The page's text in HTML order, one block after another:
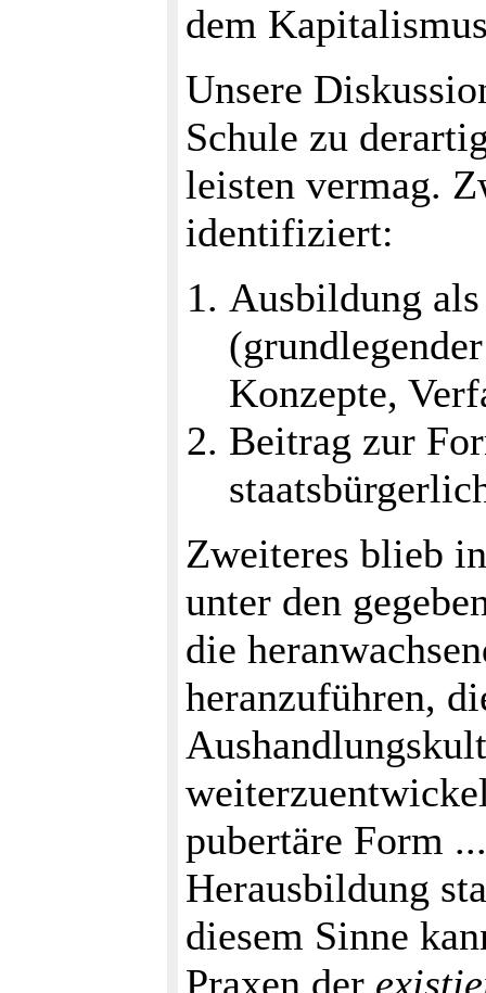
dem
Unsere
Schule zu
leisten vermag.
identifiziert:
Ausbildung
Konzepte,
Beitrag zur
Zweiteres blieb
unter den
die
heranzuführen,
pubertäre Form
Herausbildung
diesem Sinne
Praxen der